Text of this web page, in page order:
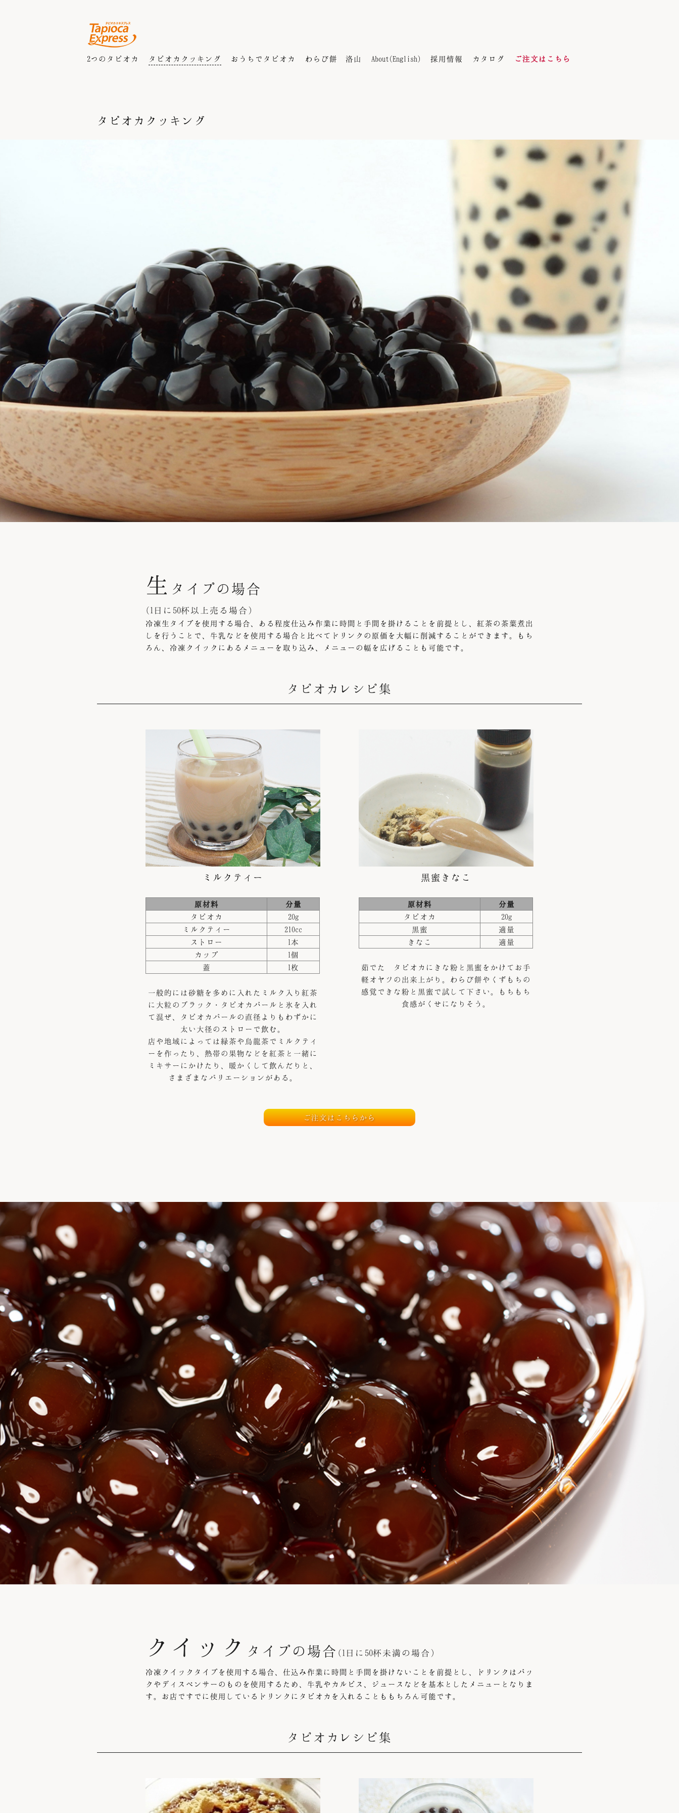
2つのタピオカ タピオカクッキング おうちでタピオカ わらび餅 洛山 About(English) 採用情報 カタログ ご注文はこちら
タピオカクッキング
生 タイプの場合
(1日に50杯以上売る場合)
冷凍生タイプを使用する場合、ある程度仕込み作業に時間と手間を掛けることを前提とし、紅茶の茶葉煮出
しを行うことで、牛乳などを使用する場合と比べてドリンクの原価を大幅に削減することができます。もち
ろん、冷凍クイックにあるメニューを取り込み、メニューの幅を広げることも可能です。
タピオカレシピ集
ミルクティー
原材料
分量
タピオカ
20g
ミルクティー
210cc
ストロー
1本
カップ
1個
蓋
1枚
一般的には砂糖を多めに入れたミルク入り紅茶
に大粒のブラック・タピオカパールと氷を入れ
て混ぜ、タピオカパールの直径よりもわずかに
太い大径のストローで飲む。
店や地域によっては緑茶や烏龍茶でミルクティ
ーを作ったり、熱帯の果物などを紅茶と一緒に
ミキサーにかけたり、暖かくして飲んだりと、
さまざまなバリエーションがある。
黒蜜きなこ
原材料
分量
タピオカ
20g
黒蜜
適量
きなこ
適量
茹でた タピオカにきな粉と黒蜜をかけてお手
軽オヤツの出来上がり。わらび餅やくずもちの
感覚できな粉と黒蜜で試して下さい。もちもち
食感がくせになりそう。
ご注文はこちらから
クイック タイプの場合 (1日に50杯未満の場合)
冷凍クイックタイプを使用する場合、仕込み作業に時間と手間を掛けないことを前提とし、ドリンクはパッ
クやディスペンサーのものを使用するため、牛乳やカルピス、ジュースなどを基本としたメニューとなりま
す。お店ですでに使用しているドリンクにタピオカを入れることももちろん可能です。
タピオカレシピ集